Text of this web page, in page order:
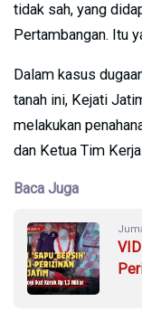
tidak sah, yang
Pertambangan. Itu
Dalam kasus
tanah ini, Kejati
melakukan
dan Ketua Tim
Baca Juga